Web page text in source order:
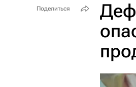
Поделиться